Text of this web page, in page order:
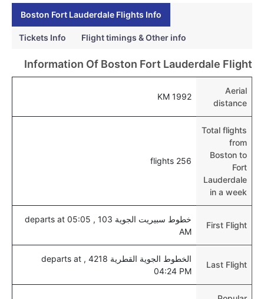
إلى فورت لودرديل عبر الإنترنت أو في المطار.
هل يمكنني حجز فنادق متوسطة التكلفة بالقرب من مطار
فورت لودرديل عبر الإنترنت؟
نعم، يمكن حجز فنادق متوسطة التكلفة بالقرب من المطار
عبر اختيار فنادق كليرتريب.
هل يتيح فورت لودرديل مطار إمكانية تغيير الحفاض
للأطفال؟
نعم، يتيح مطار فورت لودرديل المطور حديثا هذه الإمكانية
للأطفال و الرضع.
Boston Fort Lauderdale Flights Info
Tickets Info Flight timings & Other info
Information Of Boston Fort Lauderdale Flight
Aerial
distance
1992 KM
Total flights
from
Boston to
Fort
Lauderdale
in a week
256 flights
First Flight
خطوط سبيريت الجوية 103 , departs at 05:05
AM
Last Flight
الخطوط الجوية القطرية 4218 , departs at
04:24 PM